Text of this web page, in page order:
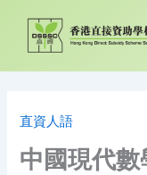
要
直資人語
中國現代